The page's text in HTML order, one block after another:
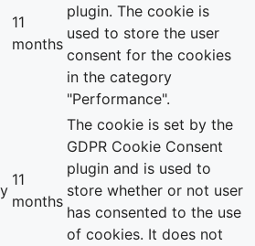
11
months
plugin. The cookie is
used to store the user
consent for the cookies
in the category
"Performance".
11
months
The cookie is set by the
GDPR Cookie Consent
plugin and is used to
store whether or not user
has consented to the use
of cookies. It does not